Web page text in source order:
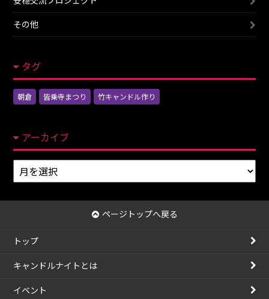
その他
タグ
朝倉 皆乗寺まつり 竹キャンドル作り
アーカイブ
ア
ー
ブ
ページトップへ戻る
トップ
キャンドルナイトとは
イベント